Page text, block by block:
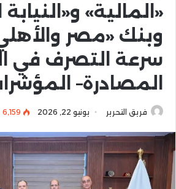
«المالية»
وبنك «مصر
سرعة التصرف في
المصادرة–
فريق التحرير يونيو 22, 2026 6٬159